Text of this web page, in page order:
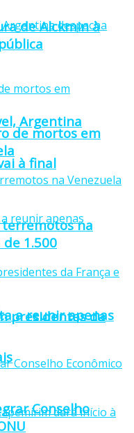
Argentina
à final
a reunir apenas
de Alckmin à
de mortos em
na
1.500
presidentes da
Conselho